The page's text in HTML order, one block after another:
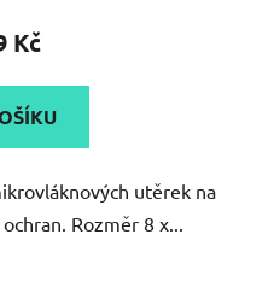
Kč
utěrek na
Rozměr 8 x...